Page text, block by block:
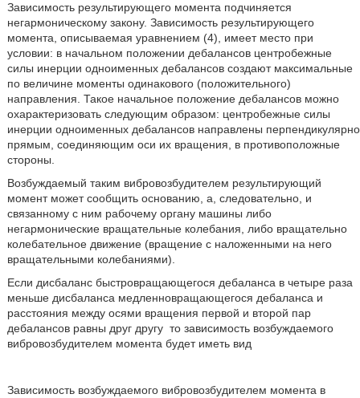
Зависимость результирующего момента подчиняется
негармоническому закону. Зависимость результирующего
момента, описываемая уравнением (4), имеет место при
условии: в начальном положении дебалансов центробежные
силы инерции одноименных дебалансов создают максимальные
по величине моменты одинакового (положительного)
направления. Такое начальное положение дебалансов можно
охарактеризовать следующим образом: центробежные силы
инерции одноименных дебалансов направлены перпендикулярно
прямым, соединяющим оси их вращения, в противоположные
стороны.
Возбуждаемый таким вибровозбудителем результирующий
момент может сообщить основанию, а, следовательно, и
связанному с ним рабочему органу машины либо
негармонические вращательные колебания, либо вращательно
колебательное движение (вращение с наложенными на него
вращательными колебаниями).
Если дисбаланс быстровращающегося дебаланса в четыре раза
меньше дисбаланса медленновращающегося дебаланса и
расстояния между осями вращения первой и второй пар
дебалансов равны друг другу то зависимость возбуждаемого
вибровозбудителем момента будет иметь вид
Зависимость возбуждаемого вибровозбудителем момента в